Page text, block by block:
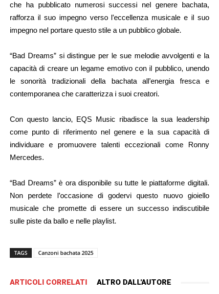
che ha pubblicato numerosi successi nel genere bachata,
rafforza il suo impegno verso l’eccellenza musicale e il suo
impegno nel portare questo stile a un pubblico globale.
“Bad Dreams” si distingue per le sue melodie avvolgenti e la
capacità di creare un legame emotivo con il pubblico, unendo
le sonorità tradizionali della bachata all’energia fresca e
contemporanea che caratterizza i suoi creatori.
Con questo lancio, EQS Music ribadisce la sua leadership
come punto di riferimento nel genere e la sua capacità di
individuare e promuovere talenti eccezionali come Ronny
Mercedes.
“Bad Dreams” è ora disponibile su tutte le piattaforme digitali.
Non perdete l’occasione di godervi questo nuovo gioiello
musicale che promette di essere un successo indiscutibile
sulle piste da ballo e nelle playlist.
TAGS Canzoni bachata 2025
ARTICOLI CORRELATI ALTRO DALL'AUTORE